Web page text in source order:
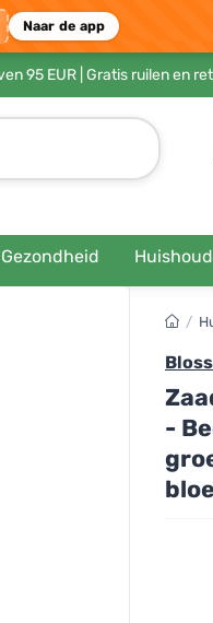
Naar de app
95 EUR| Gratis ruilen en
Gezondheid
/
-